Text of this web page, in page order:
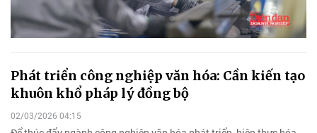
Phát triển công nghiệp văn hóa: Cần kiến tạo
khuôn khổ pháp lý đồng bộ
02/03/2026 04:15